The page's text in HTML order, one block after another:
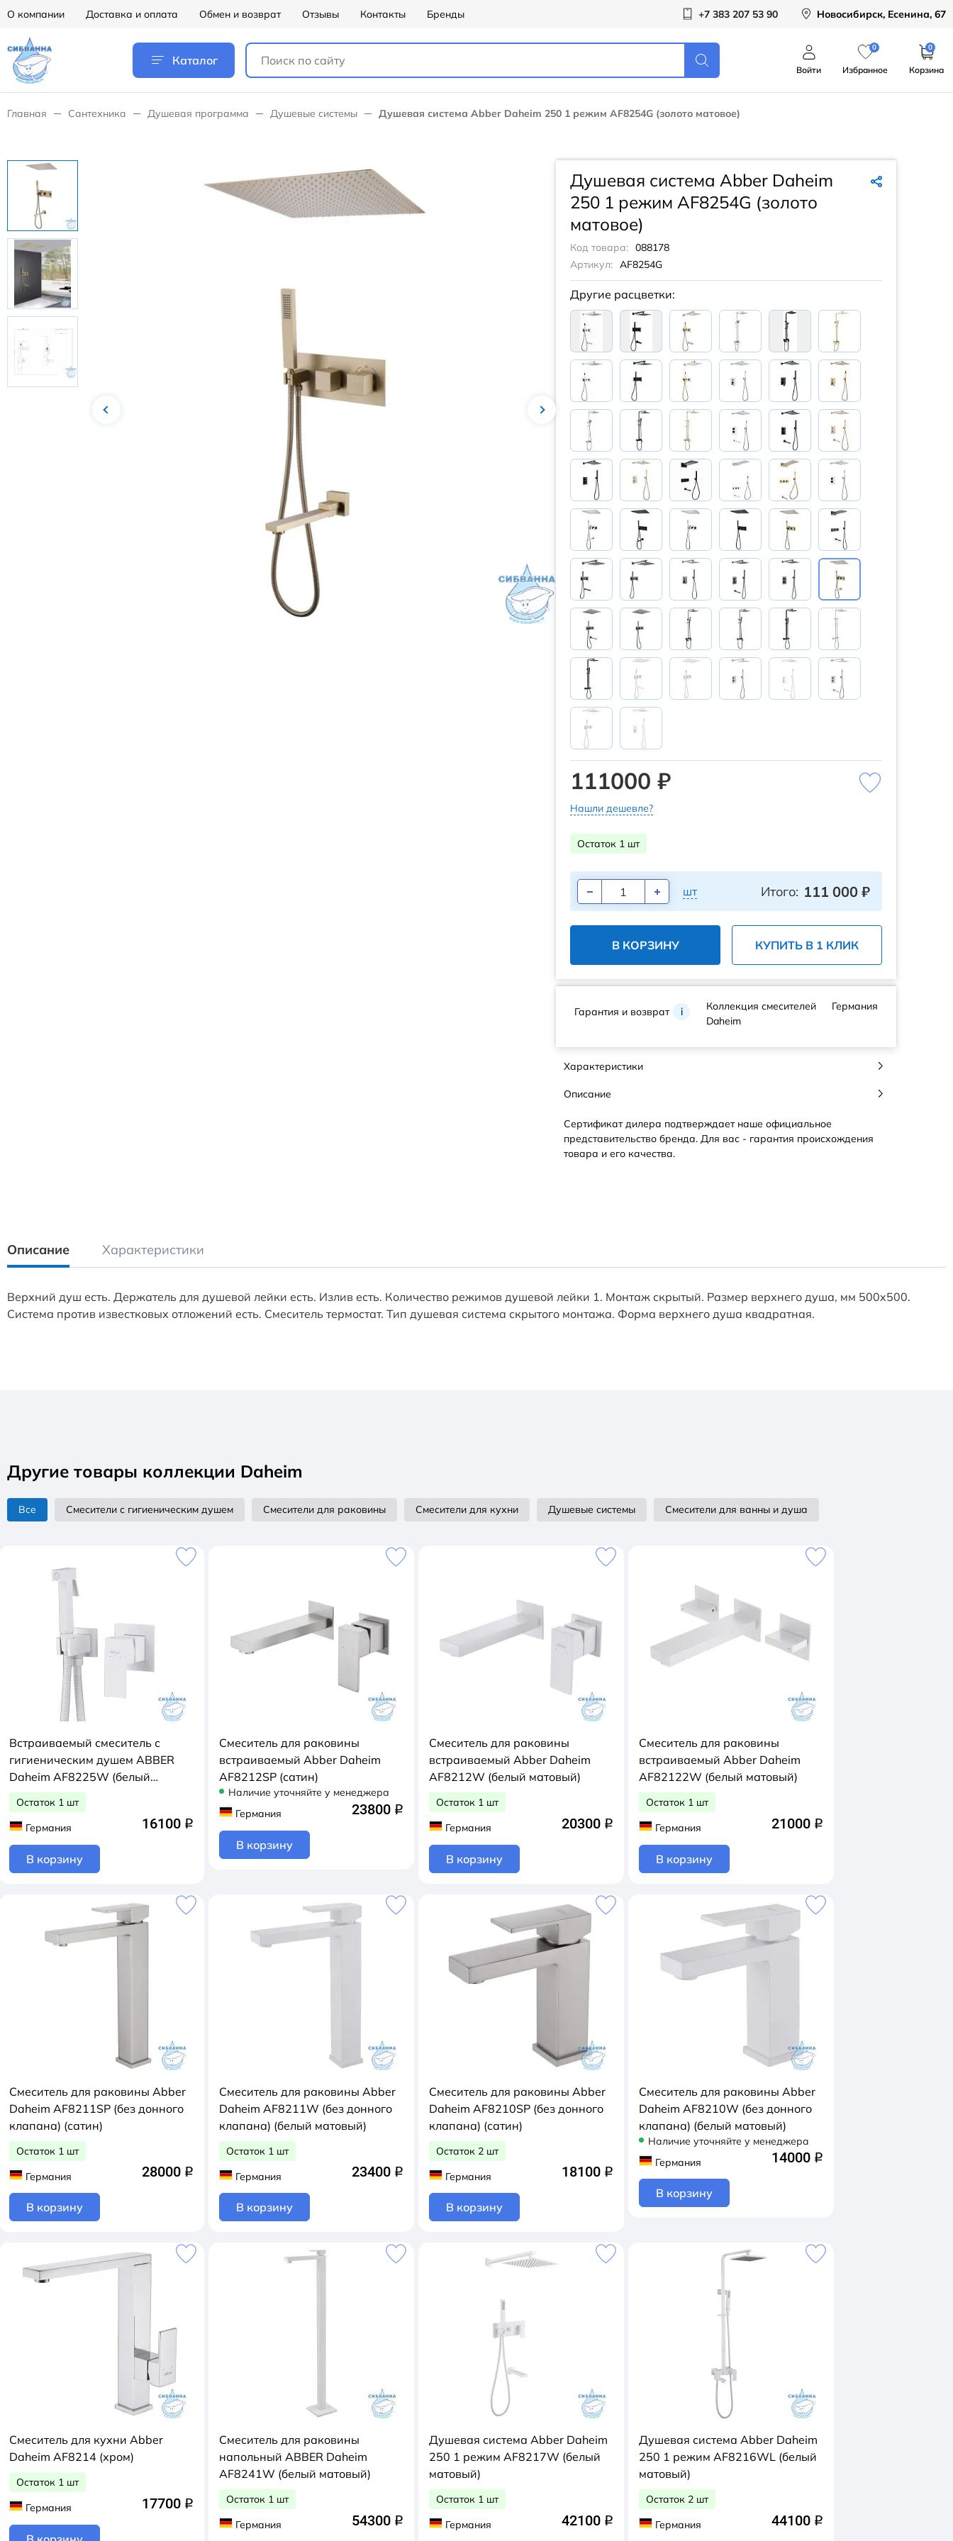
О компании Доставка и оплата Обмен и возврат Отзывы Контакты Бренды +7 383 207 53 90 Новосибирск, Есенина, 67
Каталог
Войти
0
Избранное
0
Корзина
Главная Сантехника Душевая программа Душевые системы Душевая система Abber Daheim 250 1 режим AF8254G (золото матовое)
Душевая система Abber Daheim
250 1 режим AF8254G (золото
матовое)
Код товара: 088178
Артикул: AF8254G
Другие расцветки:
111000 ₽
Нашли дешевле?
Остаток 1 шт
шт Итого: 111 000 ₽
В КОРЗИНУ КУПИТЬ В 1 КЛИК
Гарантия и возврат i
Коллекция смесителей
Daheim
Германия
Характеристики
Описание
Сертификат дилера подтверждает наше официальное
представительство бренда. Для вас - гарантия происхождения
товара и его качества.
Описание Характеристики
Верхний душ есть. Держатель для душевой лейки есть. Излив есть. Количество режимов душевой лейки 1. Монтаж скрытый. Размер верхнего душа, мм 500x500.
Система против известковых отложений есть. Смеситель термостат. Тип душевая система скрытого монтажа. Форма верхнего душа квадратная.
Другие товары коллекции Daheim
Все Смесители с гигиеническим душем Смесители для раковины Смесители для кухни Душевые системы Смесители для ванны и душа
Встраиваемый смеситель с
гигиеническим душем ABBER
Daheim AF8225W (белый
матовый)
Остаток 1 шт
Германия
16100 q
В корзину
Смеситель для раковины
встраиваемый Abber Daheim
AF8212SP (сатин)
Наличие уточняйте у менеджера
Германия
23800 q
В корзину
Смеситель для раковины
встраиваемый Abber Daheim
AF8212W (белый матовый)
Остаток 1 шт
Германия
20300 q
В корзину
Смеситель для раковины
встраиваемый Abber Daheim
AF82122W (белый матовый)
Остаток 1 шт
Германия
21000 q
В корзину
Смеситель для раковины Abber
Daheim AF8211SP (без донного
клапана) (сатин)
Остаток 1 шт
Германия
28000 q
В корзину
Смеситель для раковины Abber
Daheim AF8211W (без донного
клапана) (белый матовый)
Остаток 1 шт
Германия
23400 q
В корзину
Смеситель для раковины Abber
Daheim AF8210SP (без донного
клапана) (сатин)
Остаток 2 шт
Германия
18100 q
В корзину
Смеситель для раковины Abber
Daheim AF8210W (без донного
клапана) (белый матовый)
Наличие уточняйте у менеджера
Германия
14000 q
В корзину
Смеситель для кухни Abber
Daheim AF8214 (хром)
Остаток 1 шт
Германия
17700 q
Смеситель для раковины
напольный ABBER Daheim
AF8241W (белый матовый)
Остаток 1 шт
Германия
54300 q
Душевая система Abber Daheim
250 1 режим AF8217W (белый
матовый)
Остаток 1 шт
Германия
42100 q
Душевая система Abber Daheim
250 1 режим AF8216WL (белый
матовый)
Остаток 2 шт
Германия
44100 q